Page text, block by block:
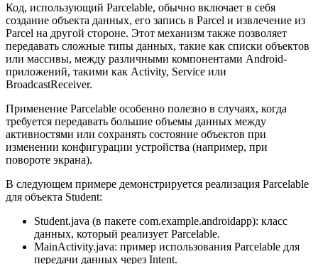
Код, использующий Parcelable, обычно включает в себя
создание объекта данных, его запись в Parcel и извлечение из
Parcel на другой стороне. Этот механизм также позволяет
передавать сложные типы данных, такие как списки объектов
или массивы, между различными компонентами Android-
приложений, такими как Activity, Service или
BroadcastReceiver.
Применение Parcelable особенно полезно в случаях, когда
требуется передавать большие объемы данных между
активностями или сохранять состояние объектов при
изменении конфигурации устройства (например, при
повороте экрана).
В следующем примере демонстрируется реализация Parcelable
для объекта Student:
Student.java (в пакете com.example.androidapp): класс
данных, который реализует Parcelable.
MainActivity.java: пример использования Parcelable для
передачи данных через Intent.